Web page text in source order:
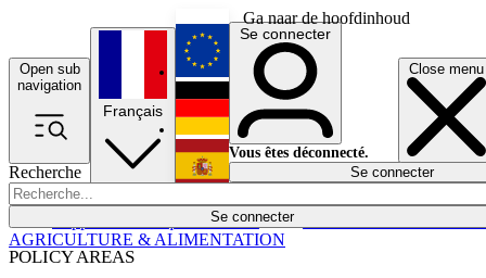
Ga naar de hoofdinhoud
Open sub
navigation
Close menu
Recherche
Se connecter
POLICY AREAS
Économie
Français
English
Deutsch
Español
Se connecter
Vous êtes déconnecté.
Se connecter
AGRICULTURE & ALIMENTATION